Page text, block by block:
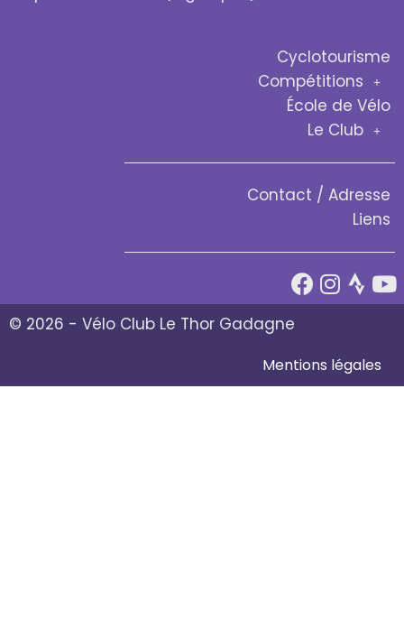
Cyclotourisme
Compétitions
École de Vélo
Le Club
Contact / Adresse
Liens
© 2026 - Vélo Club Le Thor Gadagne
Mentions légales